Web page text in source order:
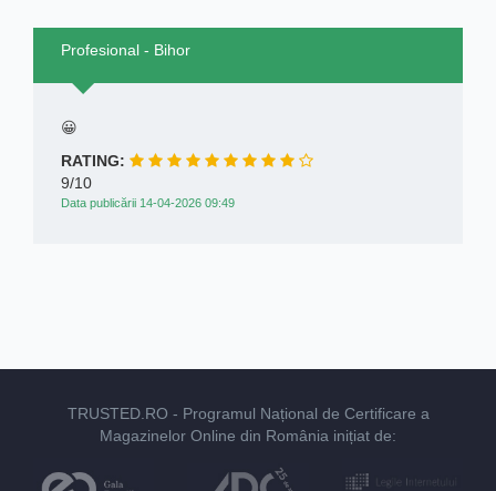
Profesional - Bihor
😀
RATING:
9/10
Data publicării 14-04-2026 09:49
TRUSTED.RO - Programul Național de Certificare a
Magazinelor Online din România inițiat de: